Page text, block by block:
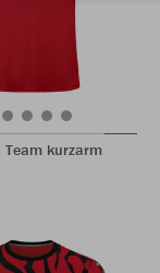
Team kurzarm